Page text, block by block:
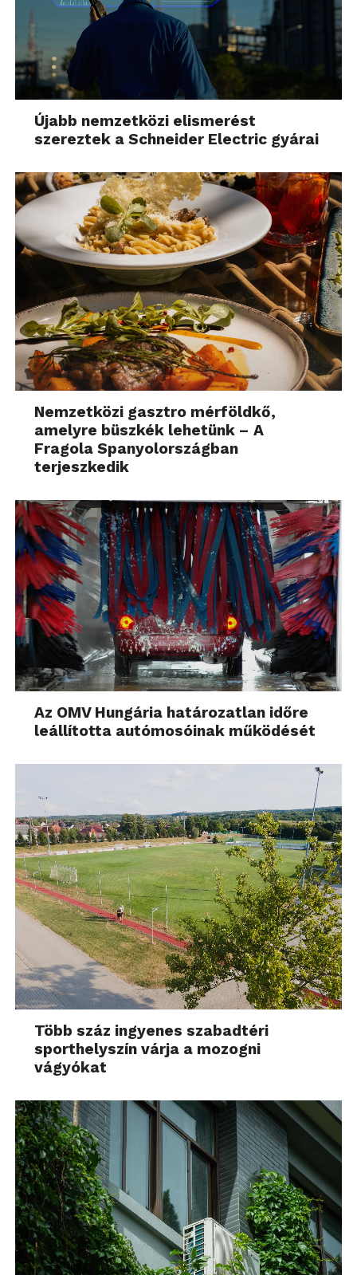
Újabb nemzetközi elismerést
szereztek a Schneider Electric gyárai
Nemzetközi gasztro mérföldkő,
amelyre büszkék lehetünk – A
Fragola Spanyolországban
terjeszkedik
Az OMV Hungária határozatlan időre
leállította autómosóinak működését
Több száz ingyenes szabadtéri
sporthelyszín várja a mozogni
vágyókat